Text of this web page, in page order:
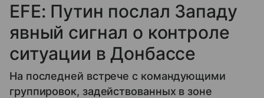
EFE: Путин послал Западу
явный сигнал о контроле
ситуации в Донбассе
На последней встрече с командующими
группировок, задействованных в зоне